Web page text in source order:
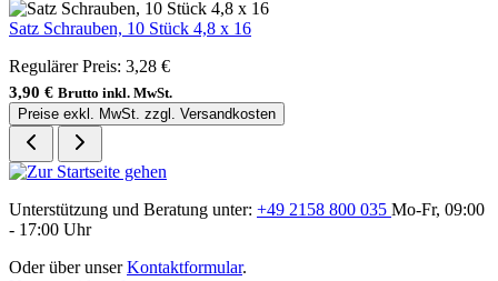
Satz Schrauben, 10 Stück 4,8 x 16
Regulärer Preis: 3,28 €
3,90 € Brutto inkl. MwSt.
Preise exkl. MwSt. zzgl. Versandkosten
Unterstützung und Beratung unter: +49 2158 800 035 Mo-Fr, 09:00
- 17:00 Uhr
Oder über unserKontaktformular.